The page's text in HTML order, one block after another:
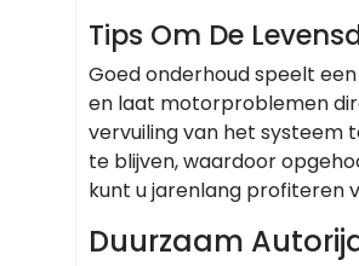
Tips Om De
Goed onderhoud speelt
en laat motorproblemen
vervuiling van het systeem
te blijven, waardoor
kunt u jarenlang profiteren
Duurzaam